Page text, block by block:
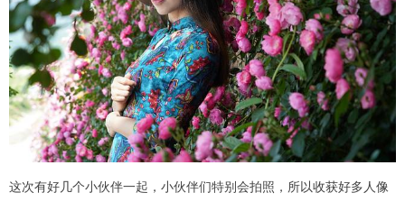
这次有好几个小伙伴一起，小伙伴们特别会拍照，所以收获好多人像